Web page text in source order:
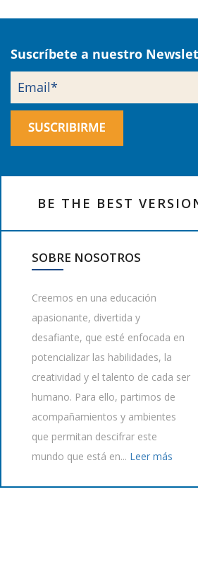
BE THE BEST
SOBRE NOSOTROS
Creemos en una educación
apasionante, divertida y
desafiante, que esté enfocada en
potencializar las habilidades, la
creatividad y el talento de cada ser
humano. Para ello, partimos de
acompañamientos y ambientes
que permitan descifrar este
mundo que está en... Leer más